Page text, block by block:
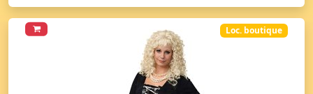
Loc. boutique